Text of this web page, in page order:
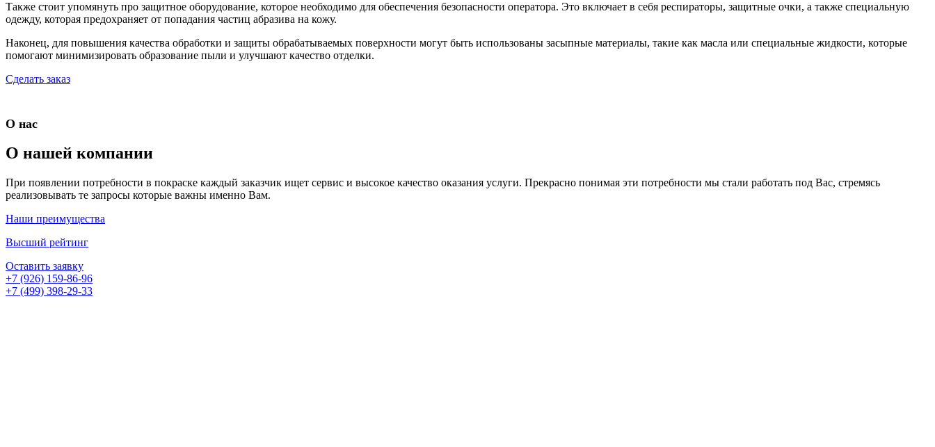
Также стоит упомянуть про защитное оборудование, которое необходимо для обеспечения безопасности оператора. Это включает в себя респираторы, защитные очки, а также специальную
одежду, которая предохраняет от попадания частиц абразива на кожу.
Наконец, для повышения качества обработки и защиты обрабатываемых поверхности могут быть использованы засыпные материалы, такие как масла или специальные жидкости, которые
помогают минимизировать образование пыли и улучшают качество отделки.
Сделать заказ
О нас
О нашей компании
При появлении потребности в покраске каждый заказчик ищет сервис и высокое качество оказания услуги. Прекрасно понимая эти потребности мы стали работать под Вас, стремясь
реализовывать те запросы которые важны именно Вам.
Наши преимущества
Высший рейтинг
Оставить заявку
+7 (926) 159-86-96
+7 (499) 398-29-33